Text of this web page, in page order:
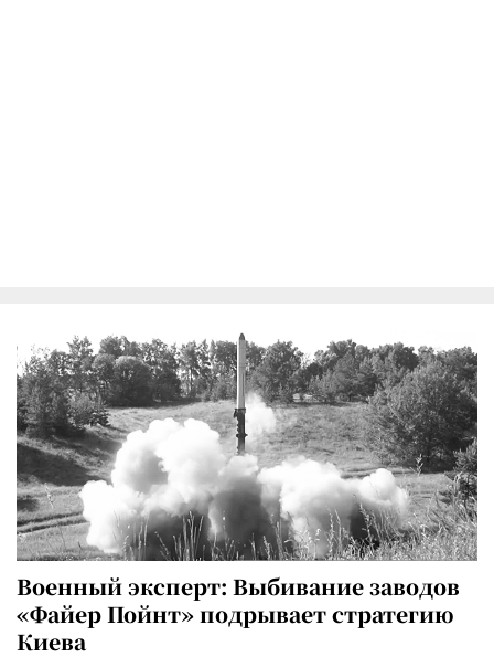
Военный эксперт: Выбивание заводов
«Файер Пойнт» подрывает стратегию
Киева